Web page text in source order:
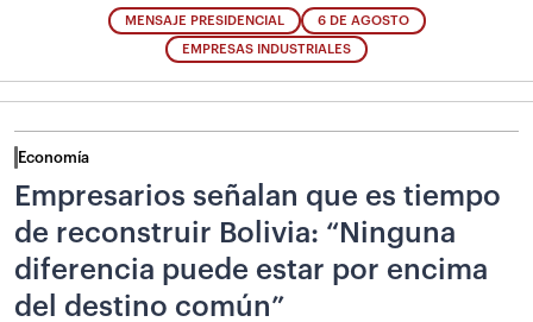
MENSAJE PRESIDENCIAL 6 DE AGOSTO
EMPRESAS INDUSTRIALES
Economía
Empresarios señalan que es tiempo
de reconstruir Bolivia: “Ninguna
diferencia puede estar por encima
del destino común”